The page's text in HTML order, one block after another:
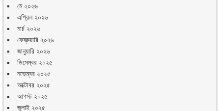
মে ২০২৬
এপ্রিল ২০২৬
মার্চ ২০২৬
ফেব্রুয়ারি ২০২৬
জানুয়ারি ২০২৬
ডিসেম্বর ২০২৫
নভেম্বর ২০২৫
অক্টোবর ২০২৫
আগস্ট ২০২৫
জুলাই ২০২৫